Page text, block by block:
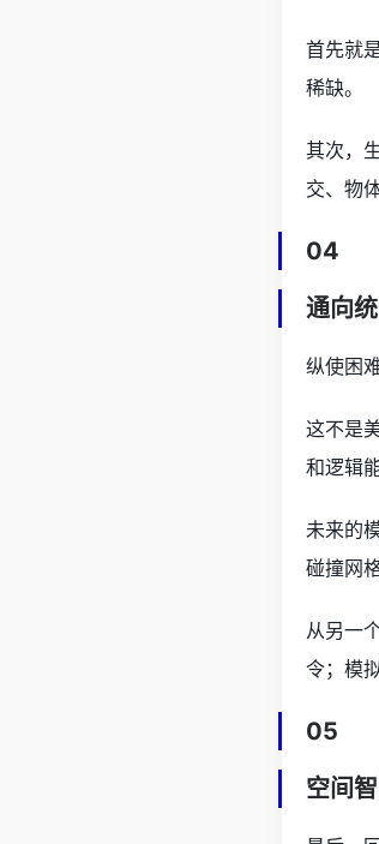
首先就
稀缺。
其次，
交、物
04
通向
纵使困
这不是
和逻辑
未来的
碰撞网
从另一
令；模
05
空间